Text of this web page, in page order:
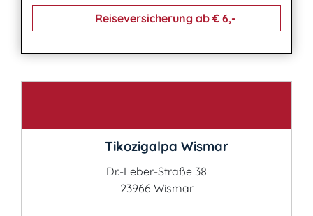
Reiseversicherung ab € 6,-
Tikozigalpa Wismar
Dr.-Leber-Straße 38
23966 Wismar